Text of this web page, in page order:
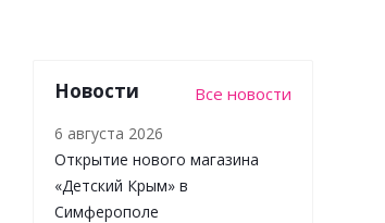
Новости Все новости
6 августа 2026
Открытие нового магазина
«Детский Крым» в
Симферополе